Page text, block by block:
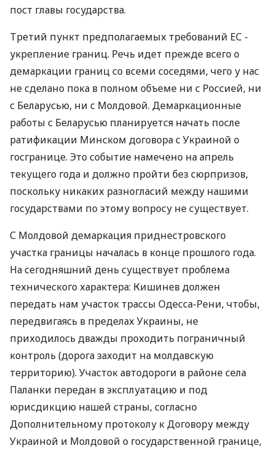
пост главы государства.
Третий пункт предполагаемых требований ЕС -
укрепление границ. Речь идет прежде всего о
демаркации границ со всеми соседями, чего у нас
не сделано пока в полном объеме ни с Россией, ни
с Беларусью, ни с Молдовой. Демаркационные
работы с Беларусью планируется начать после
ратификации Минском договора с Украиной о
госгранице. Это событие намечено на апрель
текущего года и должно пройти без сюрпризов,
поскольку никаких разногласий между нашими
государствами по этому вопросу не существует.
С Молдовой демаркация приднестровского
участка границы началась в конце прошлого года.
На сегодняшний день существует проблема
технического характера: Кишинев должен
передать нам участок трассы Одесса-Рени, чтобы,
передвигаясь в пределах Украины, не
приходилось дважды проходить пограничный
контроль (дорога заходит на молдавскую
территорию). Участок автодороги в районе села
Паланки передан в эксплуатацию и под
юрисдикцию нашей страны, согласно
Дополнительному протоколу к Договору между
Украиной и Молдовой о государственной границе,